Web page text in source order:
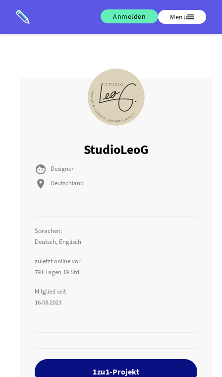
Anmelden Menü
StudioLeoG
 Designer
 Deutschland
Sprachen:
Deutsch, Englisch
zuletzt online vor
791 Tagen 19 Std.
Mitglied seit
16.08.2023
1zu1-Projekt